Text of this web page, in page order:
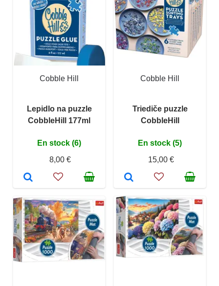
Cobble Hill
Lepidlo na puzzle
CobbleHill 177ml
En stock (6)
8,00 €
Cobble Hill
Triediče puzzle
CobbleHill
En stock (5)
15,00 €